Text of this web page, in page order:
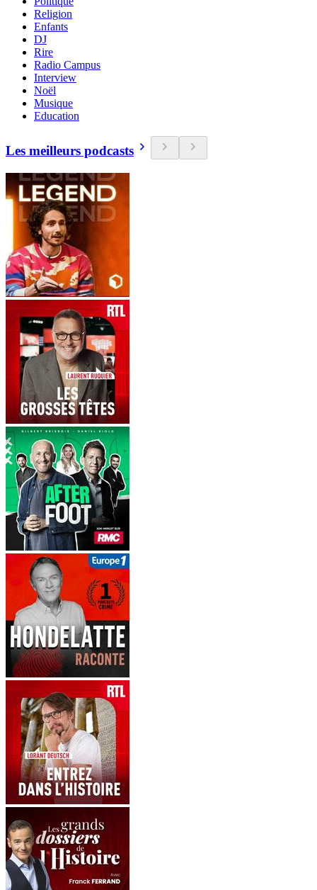
Religion
Enfants
DJ
Rire
Radio Campus
Interview
Noël
Musique
Education
Les meilleurs podcasts